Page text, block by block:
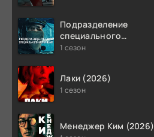
Подразделение
специального
назначения (2026)
1 сезон
Лаки (2026)
1 сезон
Менеджер Ким (2026)